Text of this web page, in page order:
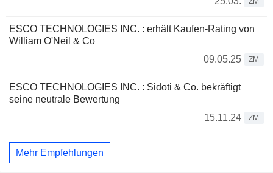
ESCO TECHNOLOGIES INC. : erhält Kaufen-Rating von
William O'Neil & Co
09.05.25
ZM
ESCO TECHNOLOGIES INC. : Sidoti & Co. bekräftigt
seine neutrale Bewertung
15.11.24
ZM
Mehr Empfehlungen